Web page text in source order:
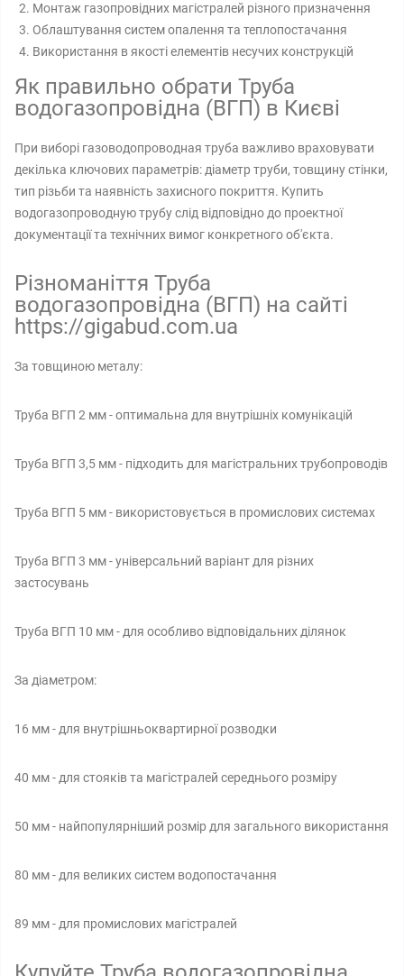
Монтаж газопровідних магістралей різного призначення
Облаштування систем опалення та теплопостачання
Використання в якості елементів несучих конструкцій
Як правильно обрати Труба
водогазопровідна (ВГП) в Києві
При виборі газоводопроводная труба важливо враховувати
декілька ключових параметрів: діаметр труби, товщину стінки,
тип різьби та наявність захисного покриття. Купить
водогазопроводную трубу слід відповідно до проектної
документації та технічних вимог конкретного об'єкта.
Різноманіття Труба
водогазопровідна (ВГП) на сайті
https://gigabud.com.ua
За товщиною металу:
Труба ВГП 2 мм - оптимальна для внутрішніх комунікацій
Труба ВГП 3,5 мм - підходить для магістральних трубопроводів
Труба ВГП 5 мм - використовується в промислових системах
Труба ВГП 3 мм - універсальний варіант для різних
застосувань
Труба ВГП 10 мм - для особливо відповідальних ділянок
За діаметром:
16 мм - для внутрішньоквартирної розводки
40 мм - для стояків та магістралей середнього розміру
50 мм - найпопулярніший розмір для загального використання
80 мм - для великих систем водопостачання
89 мм - для промислових магістралей